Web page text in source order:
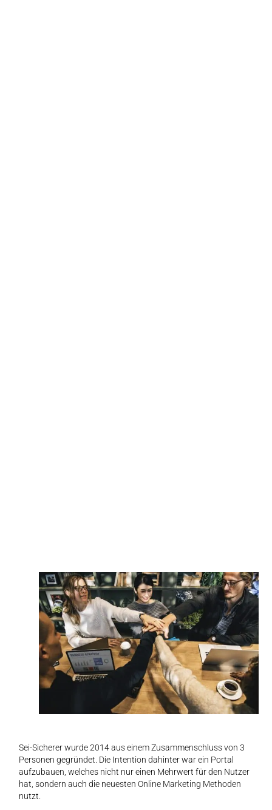
Sei-Sicherer wurde 2014 aus einem Zusammenschluss von 3
Personen gegründet. Die Intention dahinter war ein Portal
aufzubauen, welches nicht nur einen Mehrwert für den Nutzer
hat, sondern auch die neuesten Online Marketing Methoden
nutzt.